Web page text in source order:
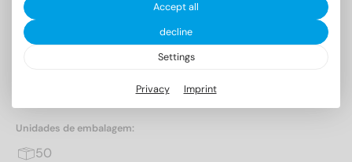
Pinos cónicos forma B, campo de tolerância h10
Unidades de embalagem:
50
Accept all
decline
Settings
Privacy Imprint